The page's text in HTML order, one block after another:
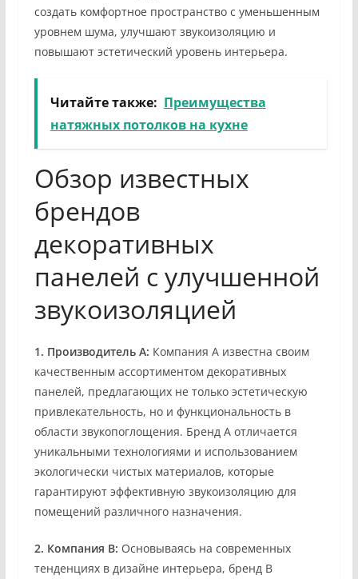
создать комфортное пространство с уменьшенным
уровнем шума, улучшают звукоизоляцию и
повышают эстетический уровень интерьера.
Читайте также: Преимущества
натяжных потолков на кухне
Обзор известных
брендов
декоративных
панелей с улучшенной
звукоизоляцией
1. Производитель A: Компания A известна своим
качественным ассортиментом декоративных
панелей, предлагающих не только эстетическую
привлекательность, но и функциональность в
области звукопоглощения. Бренд A отличается
уникальными технологиями и использованием
экологически чистых материалов, которые
гарантируют эффективную звукоизоляцию для
помещений различного назначения.
2. Компания B: Основываясь на современных
тенденциях в дизайне интерьера, бренд B